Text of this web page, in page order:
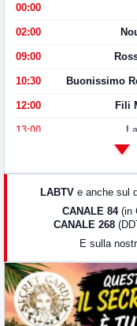
00:00
02:00
09:00
10:30 Buonissimo
12:00 Fili
13:00
23:00
LABTV e anche sul
CANALE 84 (in
CANALE 268
E sulla